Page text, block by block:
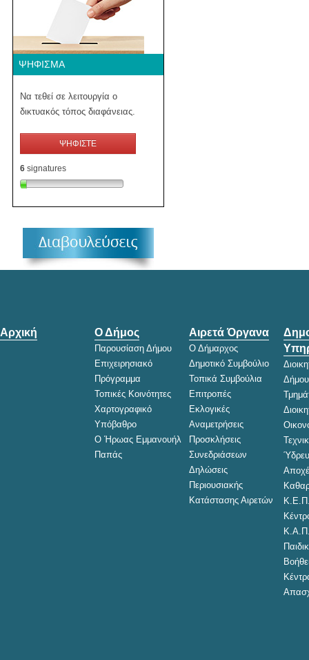
ΨΉΦΙΣΜΑ
Να τεθεί σε λειτουργία ο
δικτυακός τόπος διαφάνειας.
ΨΗΦΙΣΤΕ
6 signatures
Αρχική Ο Δήμος
Παρουσίαση Δήμου
Επιχειρησιακό
Πρόγραμμα
Τοπικές Κοινότητες
Χαρτογραφικό
Υπόβαθρο
Ο Ήρωας Εμμανουήλ
Παπάς
Αιρετά Όργανα
Ο Δήμαρχος
Δημοτικό Συμβούλιο
Τοπικά Συμβούλια
Επιτροπές
Εκλογικές
Αναμετρήσεις
Προσκλήσεις
Συνεδριάσεων
Δηλώσεις
Περιουσιακής
Κατάστασης Αιρετών
Δήμου